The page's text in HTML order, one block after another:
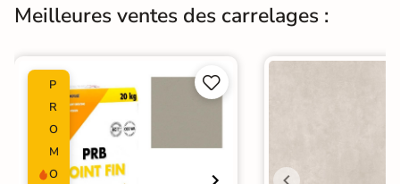
Meilleures ventes des carrelages :
P
R
O
M
O

